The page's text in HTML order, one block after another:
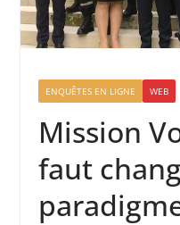
ENQUÊTES EN LIGNE WEB
Mission
faut